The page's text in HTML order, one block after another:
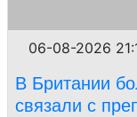
06-08-2026
В Британии
связали с